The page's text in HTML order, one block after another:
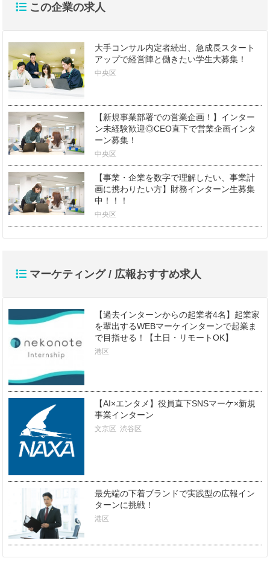
この企業の求人
大手コンサル内定者続出、急成長スタート
アップで経営陣と働きたい学生大募集！
中央区
【新規事業部署での営業企画！】インター
ン未経験歓迎◎CEO直下で営業企画インタ
ーン募集！
中央区
【事業・企業を数字で理解したい、事業計
画に携わりたい方】財務インターン生募集
中！！！
中央区
マーケティング / 広報おすすめ求人
【過去インターンからの起業者4名】起業家
を輩出するWEBマーケインターンで起業ま
で目指せる！【土日・リモートOK】
港区
【AI×エンタメ】役員直下SNSマーケ×新規
事業インターン
文京区 渋谷区
最先端の下着ブランドで実践型の広報イン
ターンに挑戦！
港区